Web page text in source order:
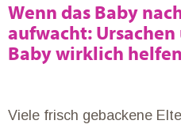
Wenn das Baby
aufwacht:
Baby wirklich
Viele frisch gebackene